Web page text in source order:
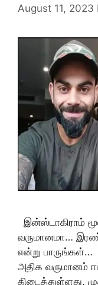
August 11, 2023
இன்ஸ்டாகிராம்
வருமானமா…
என்று பாருங்கள்…
அதிக வருமானம்
கிடைத்துள்ளது.